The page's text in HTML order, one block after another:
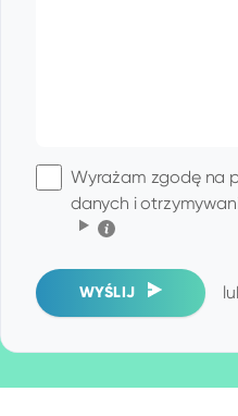
Wyrażam zgodę na
danych i
Kliknij, aby zobaczyć
WYŚLIJ